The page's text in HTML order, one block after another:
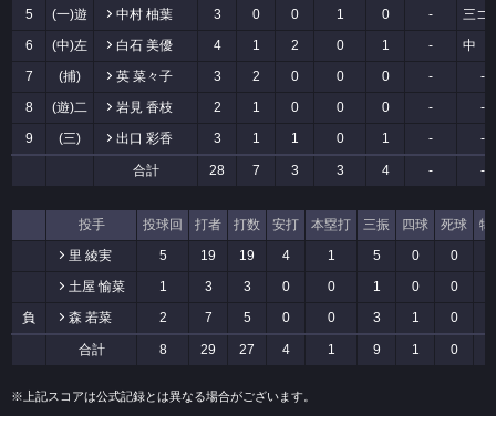
5
(一)遊 中村 柚葉 3 0 0 1 0 -
三ゴ
6
(中)左 白石 美優 4 1 2 0 1 -
中
7
(捕) 英 菜々子 3 2 0 0 0 -
-
8
(遊)二 岩見 香枝 2 1 0 0 0 -
-
9
(三) 出口 彩香 3 1 1 0 1 - -
合計 28 7 3 3 4 - -
投手 投球回 打者 打数 安打 本塁打 三振 四球 死球
犠
里 綾実
5 19 19 4 1 5 0 0
土屋 愉菜
1 3 3 0 0 1 0 0
負
森 若菜 2 7 5 0 0 3 1 0
合計 8 29 27 4 1 9 1 0
※上記スコアは公式記録とは異なる場合がございます。